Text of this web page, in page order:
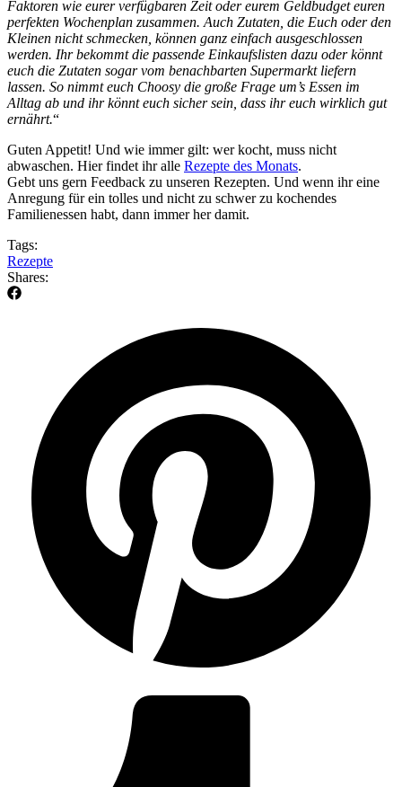
Faktoren wie eurer verfügbaren Zeit oder eurem Geldbudget euren
perfekten Wochenplan zusammen. Auch Zutaten, die Euch oder den
Kleinen nicht schmecken, können ganz einfach ausgeschlossen
werden. Ihr bekommt die passende Einkaufslisten dazu oder könnt
euch die Zutaten sogar vom benachbarten Supermarkt liefern
lassen. So nimmt euch Choosy die große Frage um’s Essen im
Alltag ab und ihr könnt euch sicher sein, dass ihr euch wirklich gut
ernährt.“
Guten Appetit! Und wie immer gilt: wer kocht, muss nicht
abwaschen. Hier findet ihr alle Rezepte des Monats.
Gebt uns gern Feedback zu unseren Rezepten. Und wenn ihr eine
Anregung für ein tolles und nicht zu schwer zu kochendes
Familienessen habt, dann immer her damit.
Tags:
Rezepte
Shares: